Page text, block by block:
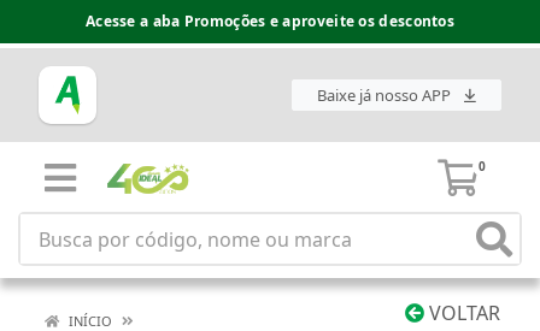
Acesse a aba Promoções e aproveite os descontos
Baixe já nosso APP
0
VOLTAR
INÍCIO